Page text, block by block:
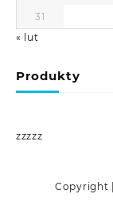
31
« lut
Produkty
zzzzz
Copyright